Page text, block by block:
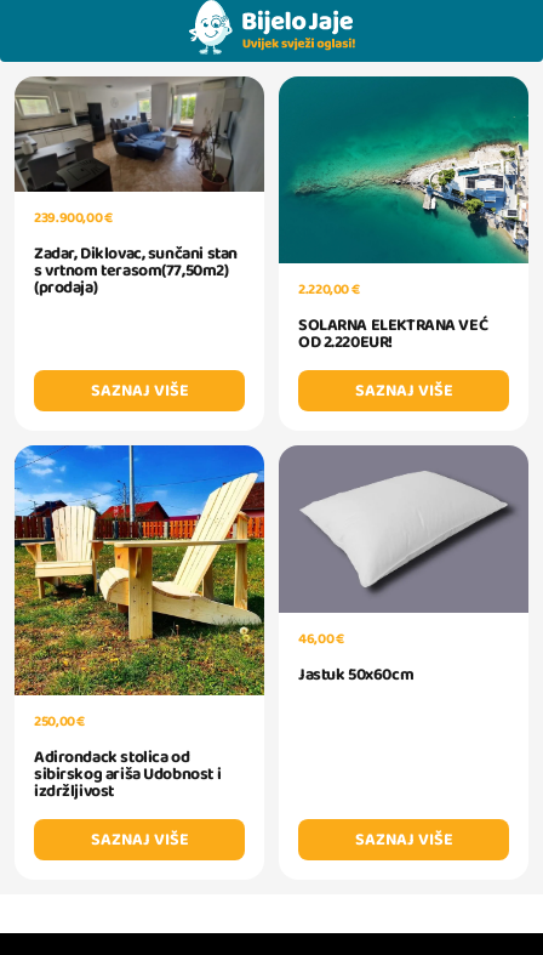
239.900,00 €
Zadar, Diklovac, sunčani stan
s vrtnom terasom(77,50m2)
(prodaja)
SAZNAJ VIŠE
2.220,00 €
SOLARNA ELEKTRANA VEĆ
OD 2.220EUR!
SAZNAJ VIŠE
250,00 €
Adirondack stolica od
sibirskog ariša Udobnost i
izdržljivost
SAZNAJ VIŠE
46,00 €
Jastuk 50x60cm
SAZNAJ VIŠE